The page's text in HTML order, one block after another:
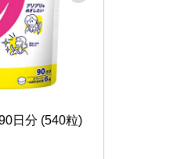
日分 (540粒)